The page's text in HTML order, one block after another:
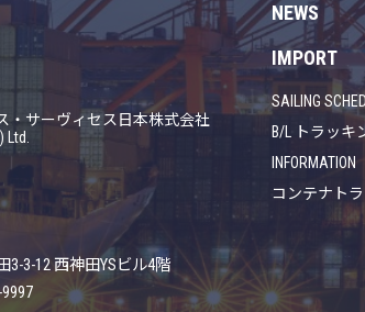
・サーヴィセス日本株式会社
Ltd.
3-12 西神田YSビル4階
NEWS
IMPORT
SAILING
B/L トラッキ
INFORMATION
コンテナト